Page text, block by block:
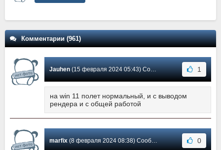
Комментарии (961)
Jauhen(15 февраля 2024 05:43) Сообщение #648 1
на win 11 полет нормальный, и с выводом
рендера и с общей работой
marfix(8 февраля 2024 08:38) Сообщение #647 0